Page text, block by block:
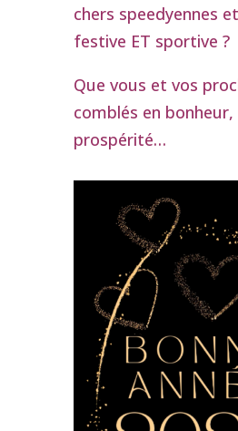
chers speedyennes
festive ET sportive ?
Que vous et vos
comblés en
prospérité…